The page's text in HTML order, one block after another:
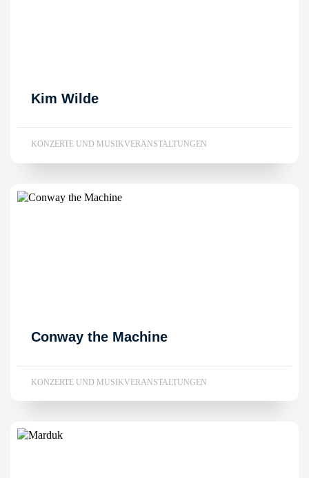
Kim Wilde
KONZERTE UND MUSIKVERANSTALTUNGEN
Conway the Machine
KONZERTE UND MUSIKVERANSTALTUNGEN